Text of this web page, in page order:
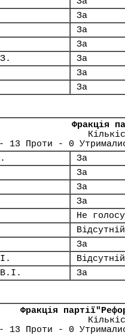
За
За
За
За
За
За
Фракція
13 Проти - 0
За
За
За
За
Не
Відсутній
За
Відсутній
В.І.
За
Фракція
13 Проти - 0